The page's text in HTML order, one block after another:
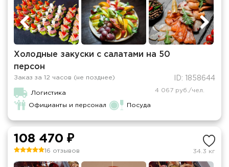
Холодные закуски с салатами на 50
персон
Заказ за 12 часов (не позднее) ID: 1858644
Логистика
Официанты и персонал Посуда
4 067 руб./чел.
108 470 ₽
16 отзывов 34.3 кг